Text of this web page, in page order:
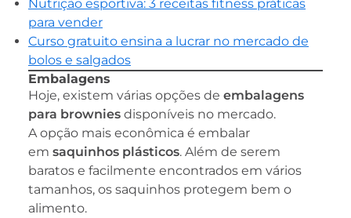
Nutrição esportiva: 3 receitas fitness práticas
para vender
Curso gratuito ensina a lucrar no mercado de
bolos e salgados
Embalagens
Hoje, existem várias opções de embalagens
para brownies disponíveis no mercado.
A opção mais econômica é embalar
em saquinhos plásticos. Além de serem
baratos e facilmente encontrados em vários
tamanhos, os saquinhos protegem bem o
alimento.